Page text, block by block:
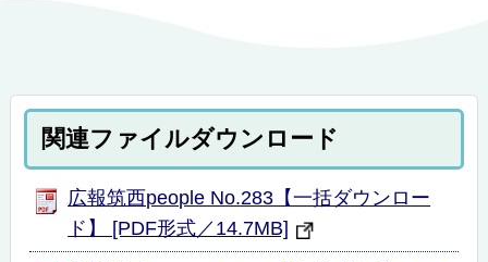
関連ファイルダウンロード
広報筑西people No.283【一括ダウンロー
ド】 [PDF形式／14.7MB]